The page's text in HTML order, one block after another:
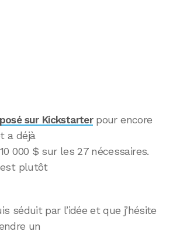
sur Kickstarterpour encore
a déjà
000 $ sur les 27 nécessaires.
est plutôt
séduit par l’idée et que j’hésite
un